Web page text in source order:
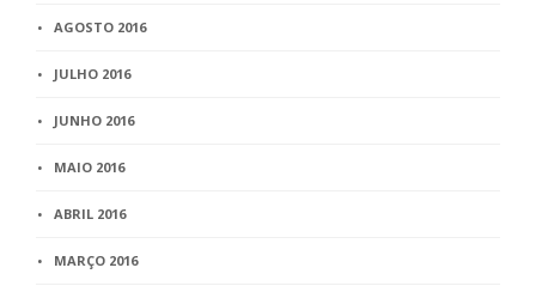
AGOSTO 2016
JULHO 2016
JUNHO 2016
MAIO 2016
ABRIL 2016
MARÇO 2016